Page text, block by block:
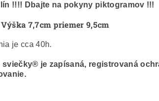
!!!! Dbajte na pokyny piktogramov !!!
Výška 7,7cm priemer 9,5cm
je cca 40h.
sviečky® je zapísaná, registrovaná